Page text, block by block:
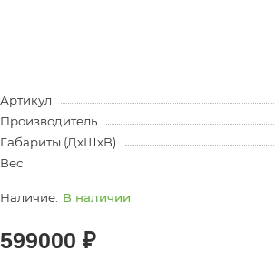
Артикул
Производитель
Габариты (ДхШхВ)
Вес
В наличии
599000 ₽